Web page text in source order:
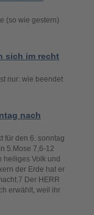
(so wie gestern)
sich im recht
nur: wie beendet
nach
für den 6. sonntag
5.Mose 7,6-12
heiliges Volk und
der Erde hat er
Der HERR
erwählt, weil ihr